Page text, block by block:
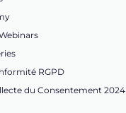
RGPD
du Consentement 2024